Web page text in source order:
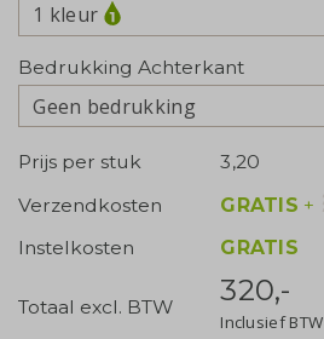
1 kleur
Bedrukking Achterkant
Geen bedrukking
Prijs per stuk
3,20
Verzendkosten
GRATIS +
Instelkosten
GRATIS
Totaal excl. BTW 320,-
Inclusief BTW